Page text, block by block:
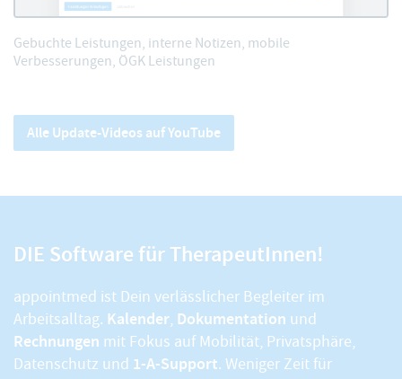
Gebuchte Leistungen, interne Notizen, mobile
Verbesserungen, ÖGK Leistungen
Alle Update-Videos auf YouTube
DIE Software für TherapeutInnen!
appointmed ist Dein verlässlicher Begleiter im
Arbeitsalltag. Kalender, Dokumentation und
Rechnungen mit Fokus auf Mobilität, Privatsphäre,
Datenschutz und 1-A-Support. Weniger Zeit für